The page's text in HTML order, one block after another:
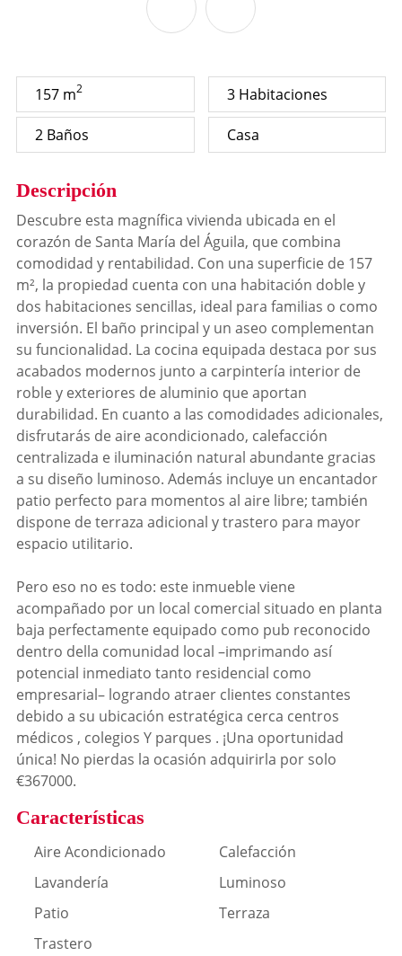
157 m2 3 Habitaciones
2 Baños Casa
Descripción
Descubre esta magnífica vivienda ubicada en el
corazón de Santa María del Águila, que combina
comodidad y rentabilidad. Con una superficie de 157
m², la propiedad cuenta con una habitación doble y
dos habitaciones sencillas, ideal para familias o como
inversión. El baño principal y un aseo complementan
su funcionalidad. La cocina equipada destaca por sus
acabados modernos junto a carpintería interior de
roble y exteriores de aluminio que aportan
durabilidad. En cuanto a las comodidades adicionales,
disfrutarás de aire acondicionado, calefacción
centralizada e iluminación natural abundante gracias
a su diseño luminoso. Además incluye un encantador
patio perfecto para momentos al aire libre; también
dispone de terraza adicional y trastero para mayor
espacio utilitario.
Pero eso no es todo: este inmueble viene
acompañado por un local comercial situado en planta
baja perfectamente equipado como pub reconocido
dentro della comunidad local –imprimando así
potencial inmediato tanto residencial como
empresarial– logrando atraer clientes constantes
debido a su ubicación estratégica cerca centros
médicos , colegios Y parques . ¡Una oportunidad
única! No pierdas la ocasión adquirirla por solo
€367000.
Características
Aire Acondicionado
Calefacción
Lavandería
Luminoso
Patio
Terraza
Trastero